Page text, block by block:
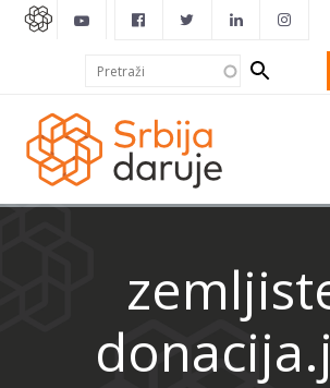
Search
form